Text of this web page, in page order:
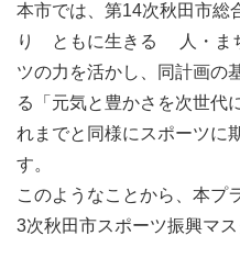
本市では、第14次秋田市総
り ともに生きる 人・ま
ツの力を活かし、同計画の
る「元気と豊かさを次世代
れまでと同様にスポーツに
す。
このようなことから、本プ
3次秋田市スポーツ振興マス